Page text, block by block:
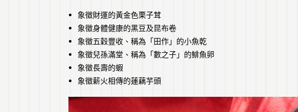
象徵財運的黃金色栗子茸
象徵身體健康的黑豆及昆布卷
象徵五穀豐收、稱為「田作」的小魚乾
象徵兒孫滿堂、稱為「數之子」的鯡魚卵
象徵長壽的蝦
象徵薪火相傳的蓮藕芋頭